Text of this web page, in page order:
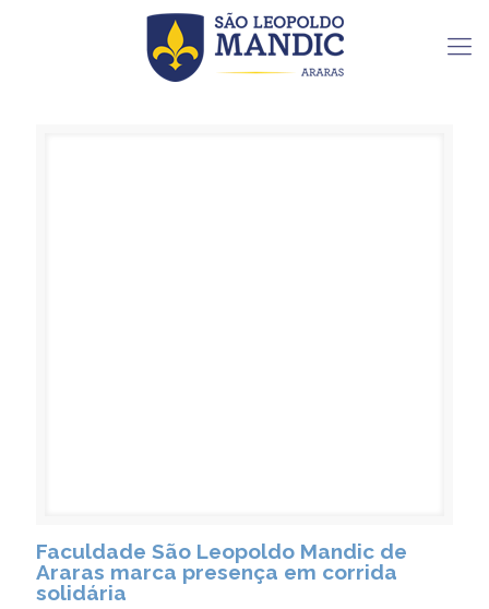
Faculdade São Leopoldo Mandic de
Araras marca presença em corrida
solidária